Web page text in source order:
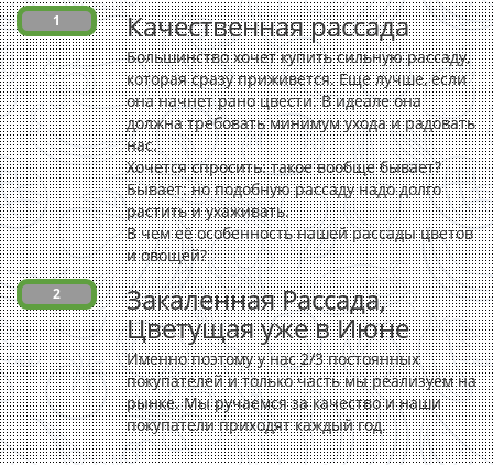
1 Качественная рассада
Большинство хочет купить сильную рассаду,
которая сразу приживется. Еще лучше, если
она начнет рано цвести. В идеале она
должна требовать минимум ухода и радовать
нас.
Хочется спросить: такое вообще бывает?
Бывает: но подобную рассаду надо долго
растить и ухаживать.
В чем её особенность нашей рассады цветов
и овощей?
2 Закаленная Рассада,
Цветущая уже в Июне
Именно поэтому у нас 2/3 постоянных
покупателей и только часть мы реализуем на
рынке. Мы ручаемся за качество и наши
покупатели приходят каждый год.